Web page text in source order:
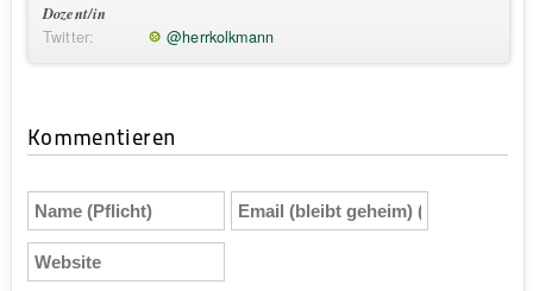
Dozent/in
Twitter:
@herrkolkmann
Kommentieren
Name
(Pflicht)
Email
(bleibt
Website